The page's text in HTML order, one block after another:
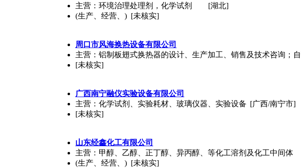
主营：环境治理处理剂，化学试剂
(生产、经营、) [未核实]
[湖北]
周口市风海换热设备有限公司
主营：铝制板翅式换热器的设计、生产加工、销售及技术咨询；
[未核实]
广西南宁融仪实验设备有限公司
主营：化学试剂、实验耗材、玻璃仪器、实验设备
[未核实]
[广西/南宁市]
山东经鑫化工有限公司
主营：甲醇、乙醇、正丁醇、异丙醇、等化工溶剂及化工中间体
(生产、经营、) [未核实]